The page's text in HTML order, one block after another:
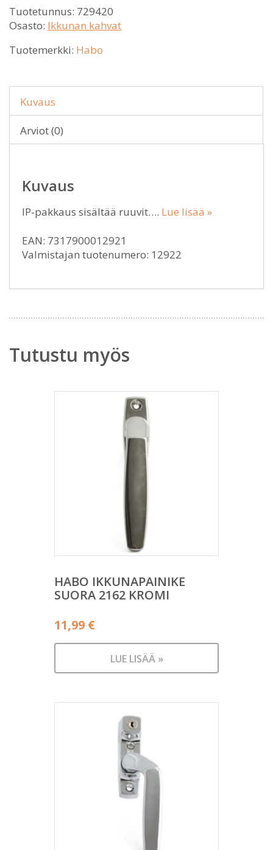
Tuotetunnus: 729420
Osasto: Ikkunan kahvat
Tuotemerkki: Habo
Kuvaus
Arviot (0)
Kuvaus
IP-pakkaus sisältää ruuvit…. Lue lisää »
EAN: 7317900012921
Valmistajan tuotenumero: 12922
Tutustu myös
HABO IKKUNAPAINIKE
SUORA 2162 KROMI
11,99 €
LUE LISÄÄ »